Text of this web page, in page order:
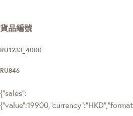
貨品編號
RU1233_4000
RU846
{"sales":